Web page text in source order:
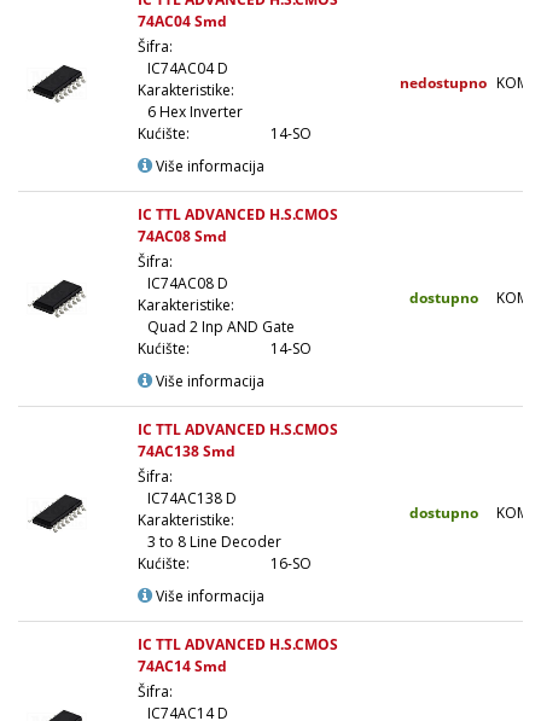
74AC04 Smd
Šifra:
IC74AC04 D
Karakteristike:
6 Hex Inverter
Kućište:
14-SO
Više informacija
nedostupno KOM
IC TTL ADVANCED H.S.CMOS
74AC08 Smd
Šifra:
IC74AC08 D
Karakteristike:
Quad 2 Inp AND Gate
Kućište:
14-SO
Više informacija
dostupno KOM
IC TTL ADVANCED H.S.CMOS
74AC138 Smd
Šifra:
IC74AC138 D
Karakteristike:
3 to 8 Line Decoder
Kućište:
16-SO
Više informacija
dostupno KOM
IC TTL ADVANCED H.S.CMOS
74AC14 Smd
Šifra:
IC74AC14 D